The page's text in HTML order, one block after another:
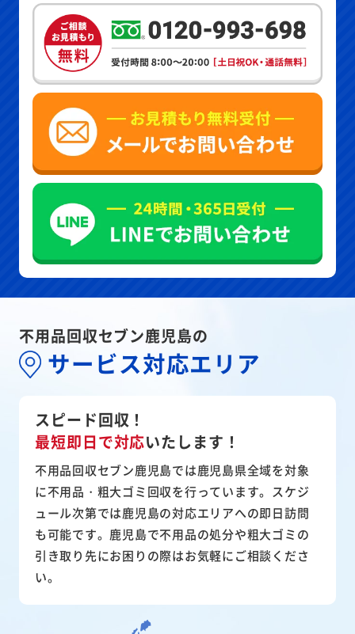
不用品回収セブン鹿児島の
サービス対応エリア
スピード回収！
最短即日で対応いたします！
不用品回収セブン鹿児島では鹿児島県全域を対象
に不用品・粗大ゴミ回収を行っています。スケジ
ュール次第では鹿児島の対応エリアへの即日訪問
も可能です。鹿児島で不用品の処分や粗大ゴミの
引き取り先にお困りの際はお気軽にご相談くださ
い。